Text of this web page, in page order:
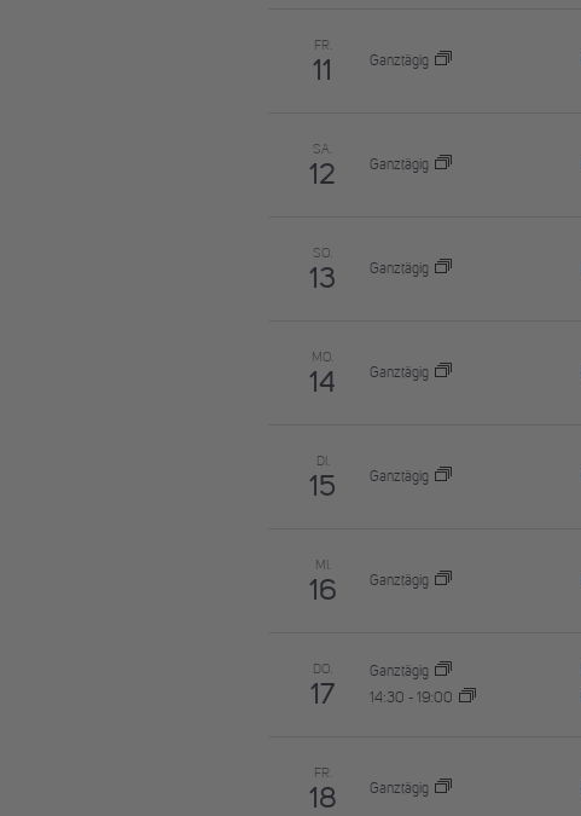
FR.
11 Ganztägig
SA.
12 Ganztägig
SO.
13 Ganztägig
MO.
14 Ganztägig
DI.
15 Ganztägig
MI.
16 Ganztägig
DO.
17
Ganztägig
14:30 - 19:00
FR.
18 Ganztägig